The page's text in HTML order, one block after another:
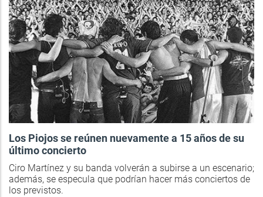
Los Piojos se reúnen nuevamente a 15 años de su
último concierto
Ciro Martínez y su banda volverán a subirse a un escenario;
además, se especula que podrían hacer más conciertos de
los previstos.